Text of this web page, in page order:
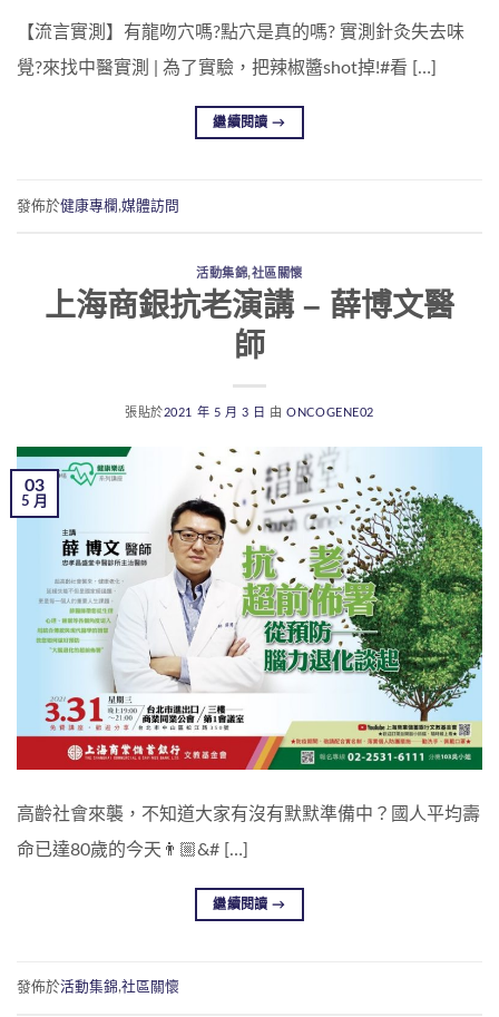
【流言實測】有龍吻穴嗎?點穴是真的嗎? 實測針灸失去味
覺?來找中醫實測 | 為了實驗，把辣椒醬shot掉!#看 […]
繼續閱讀→
發佈於健康專欄 ,媒體訪問
活動集錦,社區關懷
上海商銀抗老演講 – 薛博文醫
師
張貼於2021 年 5 月 3 日 由ONCOGENE02
03
5 月
高齡社會來襲，不知道大家有沒有默默準備中？國人平均壽
命已達80歲的今天👨🏼&# […]
繼續閱讀→
發佈於活動集錦,社區關懷